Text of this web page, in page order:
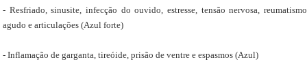
- Resfriado, sinusite, infecção do ouvido, estresse, tensão nervosa, reumatismo
agudo e articulações (Azul forte)
- Inflamação de garganta, tireóide, prisão de ventre e espasmos (Azul)